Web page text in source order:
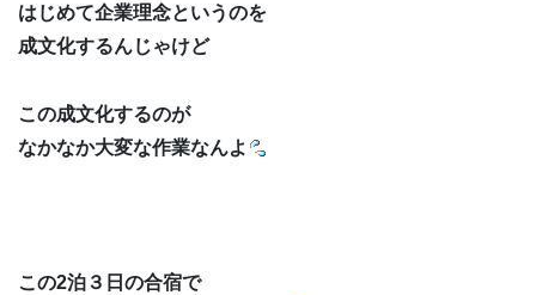
はじめて企業理念というのを
成文化するんじゃけど
この成文化するのが
なかなか大変な作業なんよ
この2泊３日の合宿で